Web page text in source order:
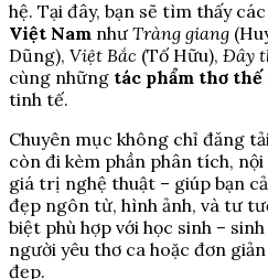
hệ. Tại đây, bạn sẽ tìm thấy các
Việt Nam nhưTràng giang
Dũng), Việt Bắc (Tố Hữu), Đây
cùng những tác phẩm thơ thế
tinh tế.
Chuyên mục không chỉ đăng
còn đi kèm phần phân tích,
giá trị nghệ thuật – giúp bạn
đẹp ngôn từ, hình ảnh, và tư
biệt phù hợp với học sinh –
người yêu thơ ca hoặc đơn
đẹp.